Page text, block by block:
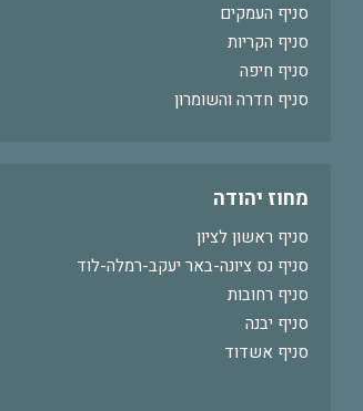
סניף העמקים
סניף הקריות
סניף חיפה
סניף חדרה והשומרון
מחוז יהודה
סניף ראשון לציון
סניף נס ציונה-באר יעקב-רמלה-לוד
סניף רחובות
סניף יבנה
סניף אשדוד